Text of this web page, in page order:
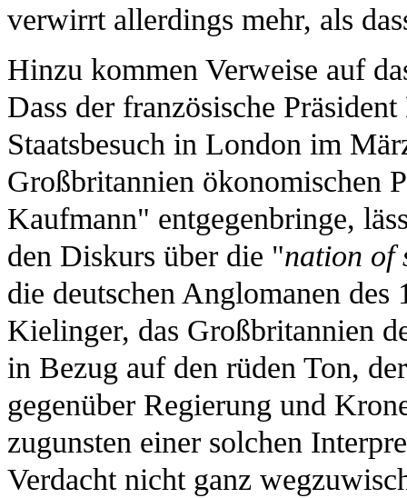
verwirrt allerdings mehr, als
Hinzu kommen Verweise auf
Dass der französische
Staatsbesuch in London im
Großbritannien ökonomischen
Kaufmann" entgegenbringe,
den Diskurs über die "nation of
die deutschen Anglomanen des
Kielinger, das Großbritannien
in Bezug auf den rüden Ton,
gegenüber Regierung und
zugunsten einer solchen
Verdacht nicht ganz